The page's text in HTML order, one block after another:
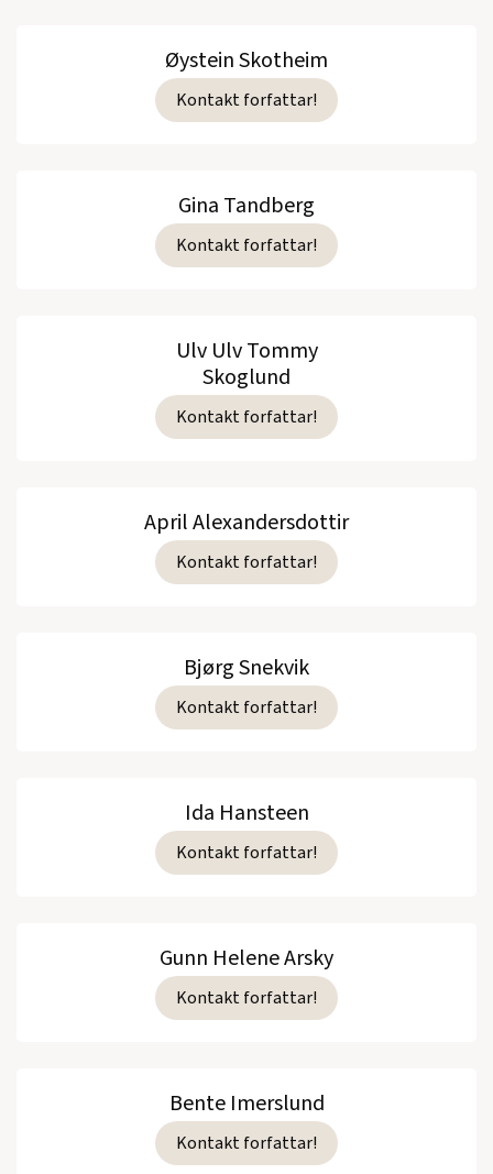
Øystein Skotheim
Kontakt forfattar!
Gina Tandberg
Kontakt forfattar!
Ulv Ulv Tommy
Skoglund
Kontakt forfattar!
April Alexandersdottir
Kontakt forfattar!
Bjørg Snekvik
Kontakt forfattar!
Ida Hansteen
Kontakt forfattar!
Gunn Helene Arsky
Kontakt forfattar!
Bente Imerslund
Kontakt forfattar!